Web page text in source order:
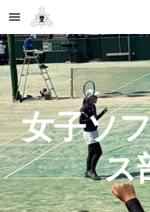
Skip to main content
女子ソ
ス